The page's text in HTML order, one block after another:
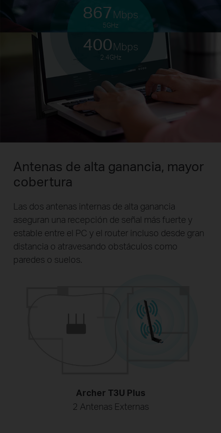
867 Mbps
5GHz
400Mbps
2.4GHz
Antenas de alta ganancia, mayor
cobertura
Las dos antenas internas de alta ganancia
aseguran una recepción de señal más fuerte y
estable entre el PC y el router incluso desde gran
distancia o atravesando obstáculos como
paredes o suelos.
Archer T3U Plus
2 Antenas Externas